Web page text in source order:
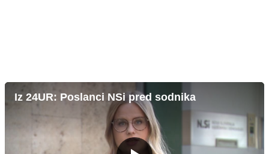
Iz 24UR: Poslanci NSi pred sodnika